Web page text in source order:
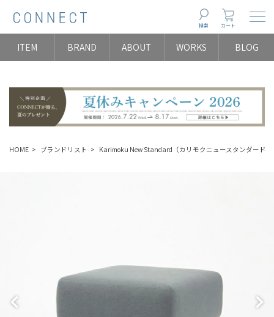
検索 カート
ITEM BRAND ABOUT WORKS BLOG
HOME ブランドリスト Karimoku New Standard（カリモクニュースタンダード）